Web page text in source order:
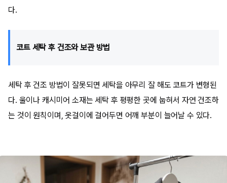
다.
코트 세탁 후 건조와 보관 방법
세탁 후 건조 방법이 잘못되면 세탁을 아무리 잘 해도 코트가 변형된
다. 울이나 캐시미어 소재는 세탁 후 평평한 곳에 눕혀서 자연 건조하
는 것이 원칙이며, 옷걸이에 걸어두면 어깨 부분이 늘어날 수 있다.